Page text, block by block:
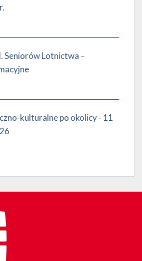
Seniorów Lotnictwa –
kulturalne po okolicy - 11